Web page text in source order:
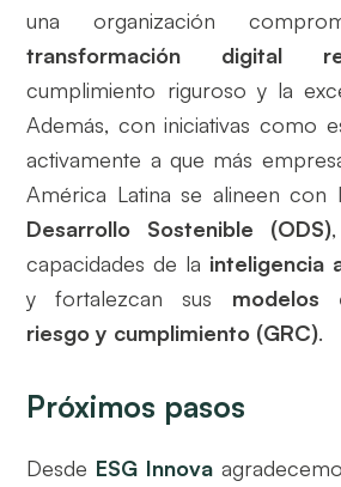
una organización
transformación digital
cumplimiento riguroso y la
Además, con iniciativas como
activamente a que más
América Latina se alineen con
Desarrollo Sostenible (ODS)
capacidades de la inteligencia
y fortalezcan sus modelos
riesgo y cumplimiento (GRC).
Próximos pasos
Desde ESG Innova